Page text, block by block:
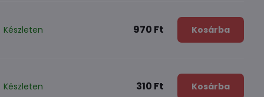
Készleten 970 Ft Kosárba
Készleten 310 Ft Kosárba